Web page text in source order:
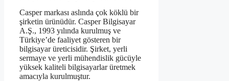
Casper markası aslında çok köklü bir
şirketin ürünüdür. Casper Bilgisayar
A.Ş., 1993 yılında kurulmuş ve
Türkiye’de faaliyet gösteren bir
bilgisayar üreticisidir. Şirket, yerli
sermaye ve yerli mühendislik gücüyle
yüksek kaliteli bilgisayarlar üretmek
amacıyla kurulmuştur.